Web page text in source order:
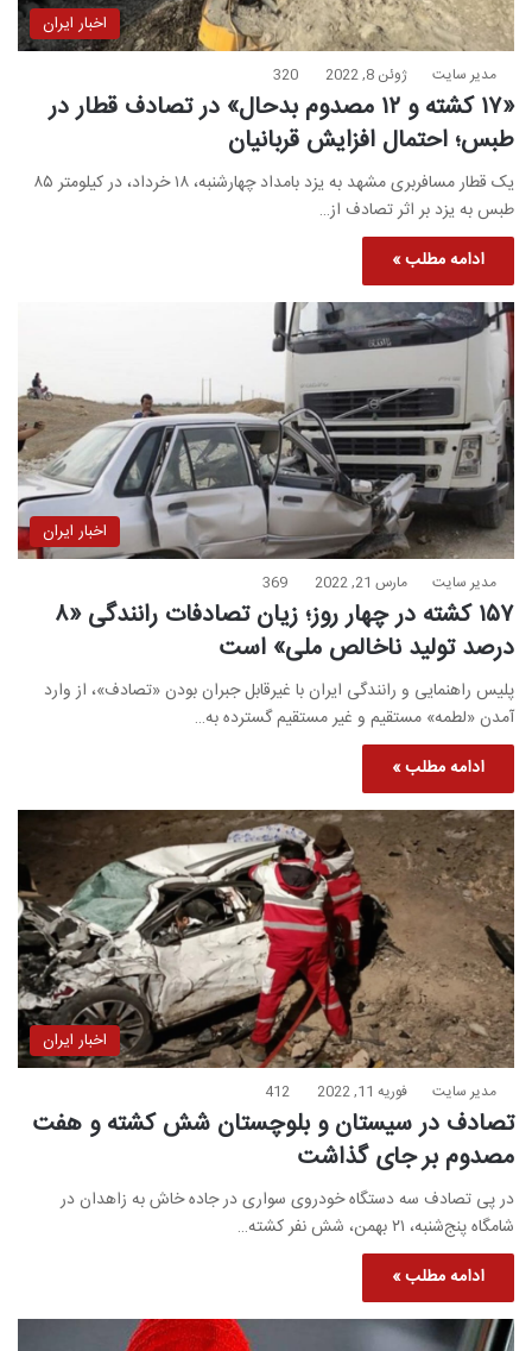
اخبار ایران
مدیر سایت ژوئن 8, 2022 320
«۱۷ کشته و ۱۲ مصدوم بدحال» در تصادف قطار در
طبس؛ احتمال افزایش قربانیان
یک قطار مسافربری مشهد به یزد بامداد چهارشنبه، ۱۸ خرداد، در کیلومتر ۸۵
طبس به یزد بر اثر تصادف از…
ادامه مطلب »
اخبار ایران
مدیر سایت مارس 21, 2022 369
۱۵۷ کشته در چهار روز؛ زیان تصادفات رانندگی «۸
درصد تولید ناخالص ملی» است
پلیس راهنمایی و رانندگی ایران با غیرقابل جبران بودن «تصادف»، از وارد
آمدن «لطمه» مستقیم و غیر مستقیم گسترده به…
ادامه مطلب »
اخبار ایران
مدیر سایت فوریه 11, 2022 412
تصادف در سیستان و بلوچستان شش کشته و هفت
مصدوم بر جای گذاشت
در پی تصادف سه دستگاه خودروی سواری در جاده خاش به زاهدان در
شامگاه پنج‌شنبه، ۲۱ بهمن، شش نفر کشته…
ادامه مطلب »